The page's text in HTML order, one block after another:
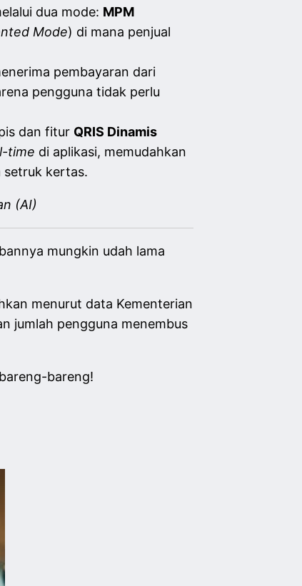
dua mode: MPM
Mode) di mana penjual
pembayaran dari
pengguna tidak perlu
dan fitur QRIS Dinamis
time di aplikasi, memudahkan
setruk kertas.
(AI)
mungkin udah lama
menurut data Kementerian
jumlah pengguna menembus
bareng!